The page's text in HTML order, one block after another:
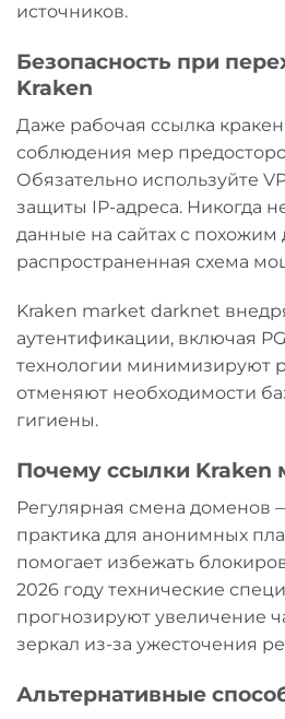
источников.
Безопасность при
Kraken
Даже рабочая ссылка
соблюдения мер
Обязательно используйте
защиты IP-адреса. Никогда
данные на сайтах с
распространенная схема
Kraken market darknet
аутентификации, включая
технологии минимизируют
отменяют необходимости
гигиены.
Почему ссылки Kraken
Регулярная смена доменов
практика для анонимных
помогает избежать
2026 году технические
прогнозируют увеличение
зеркал из-за ужесточения
Альтернативные